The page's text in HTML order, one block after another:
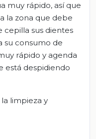
muy rápido, así que
la zona que debe
cepilla sus dientes
su consumo de
rápido y agenda
está despidiendo
limpieza y